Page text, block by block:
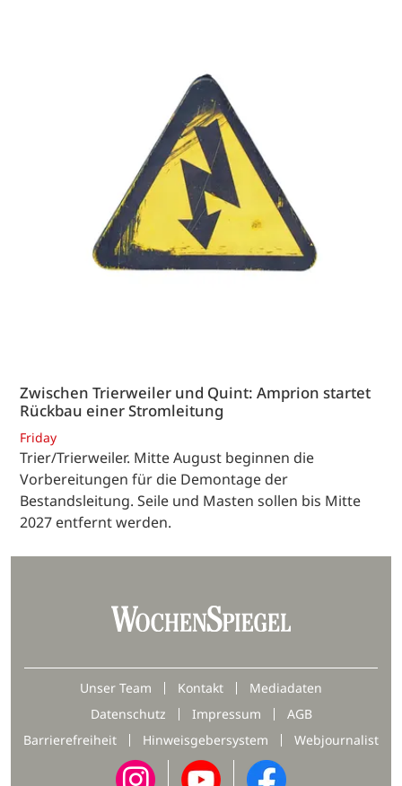
Zwischen Trierweiler und Quint: Amprion startet
Rückbau einer Stromleitung
Friday
Trier/Trierweiler. Mitte August beginnen die
Vorbereitungen für die Demontage der
Bestandsleitung. Seile und Masten sollen bis Mitte
2027 entfernt werden.
Unser Team Kontakt
Mediadaten
Datenschutz
Impressum
AGB
Barrierefreiheit
Hinweisgebersystem Webjournalist